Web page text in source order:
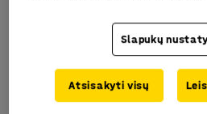
baldais, tinkama poilsiui ar
šios zonos kartu sukuria
aplinką – nuo pirmo
paskutinio iš jos išeinant.
Slapukų
Atsisakyti visų